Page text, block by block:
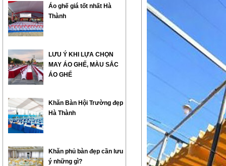
Áo ghế giá tốt nhất Hà
Thành
LƯU Ý KHI LỰA CHỌN
MAY ÁO GHẾ, MÀU SẮC
ÁO GHẾ
Khăn Bàn Hội Trường đẹp
Hà Thành
Khăn phủ bàn đẹp cần lưu
ý những gì?